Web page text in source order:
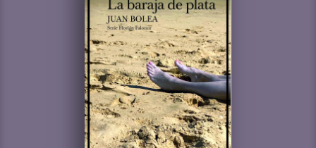
La baraja de plata
Juan Bolea